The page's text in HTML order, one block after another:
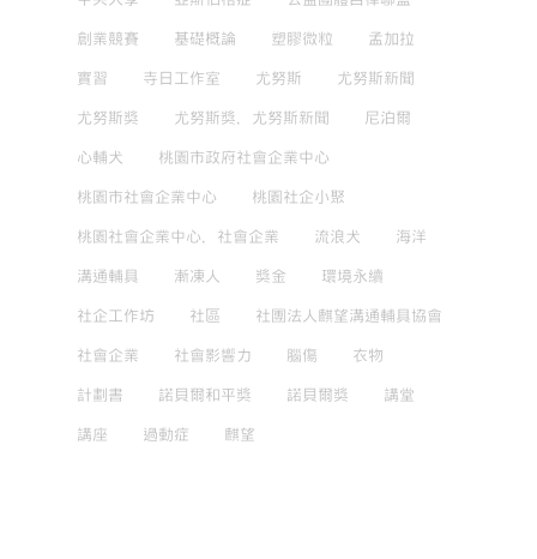
創業競賽 基礎概論 塑膠微粒 孟加拉
實習 寺日工作室 尤努斯 尤努斯新聞
尤努斯獎 尤努斯獎，尤努斯新聞 尼泊爾
心輔犬 桃園市政府社會企業中心
桃園市社會企業中心 桃園社企小聚
桃園社會企業中心，社會企業 流浪犬 海洋
溝通輔具 漸凍人 獎金 環境永續
社企工作坊 社區 社團法人麒望溝通輔具協會
社會企業 社會影響力 腦傷 衣物
計劃書 諾貝爾和平獎 諾貝爾獎 講堂
講座 過動症 麒望